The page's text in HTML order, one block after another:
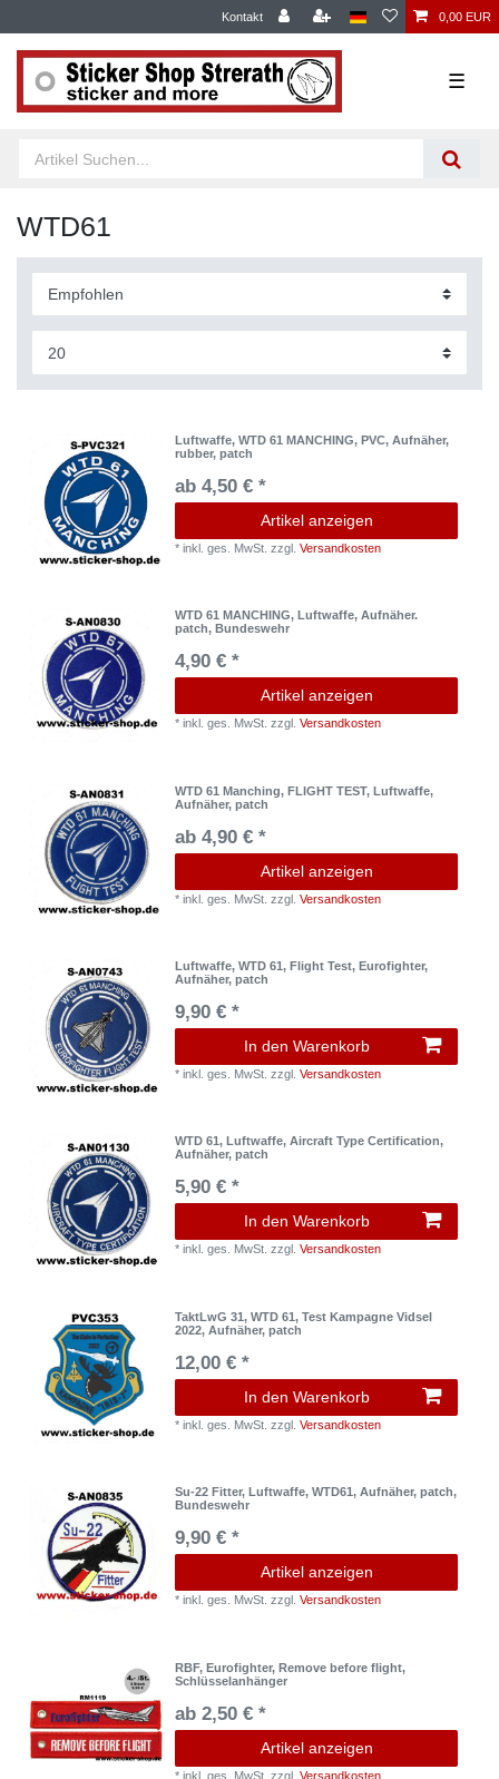
Kontakt 0,00 EUR
☰
WTD61
Luftwaffe, WTD 61 MANCHING, PVC, Aufnäher,
rubber, patch
ab 4,50 € *
Artikel anzeigen
*inkl. ges. MwSt. zzgl.Versandkosten
WTD 61 MANCHING, Luftwaffe, Aufnäher.
patch, Bundeswehr
4,90 € *
Artikel anzeigen
*inkl. ges. MwSt. zzgl.Versandkosten
WTD 61 Manching, FLIGHT TEST, Luftwaffe,
Aufnäher, patch
ab 4,90 € *
Artikel anzeigen
*inkl. ges. MwSt. zzgl.Versandkosten
Luftwaffe, WTD 61, Flight Test, Eurofighter,
Aufnäher, patch
9,90 € *
In den Warenkorb
*inkl. ges. MwSt. zzgl.Versandkosten
WTD 61, Luftwaffe, Aircraft Type Certification,
Aufnäher, patch
5,90 € *
In den Warenkorb
*inkl. ges. MwSt. zzgl.Versandkosten
TaktLwG 31, WTD 61, Test Kampagne Vidsel
2022, Aufnäher, patch
12,00 € *
In den Warenkorb
*inkl. ges. MwSt. zzgl.Versandkosten
Su-22 Fitter, Luftwaffe, WTD61, Aufnäher, patch,
Bundeswehr
9,90 € *
Artikel anzeigen
*inkl. ges. MwSt. zzgl.Versandkosten
RBF, Eurofighter, Remove before flight,
Schlüsselanhänger
ab 2,50 € *
Artikel anzeigen
*inkl. ges. MwSt. zzgl.Versandkosten